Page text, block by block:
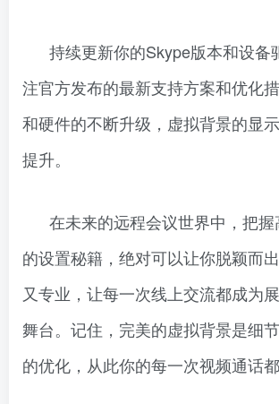
持续更新你的Skype版本和设备
注官方发布的最新支持方案和优化
和硬件的不断升级，虚拟背景的显
提升。
在未来的远程会议世界中，把
的设置秘籍，绝对可以让你脱颖而
又专业，让每一次线上交流都成为
舞台。记住，完美的虚拟背景是细
的优化，从此你的每一次视频通话